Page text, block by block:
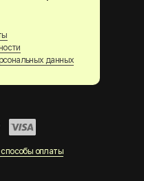
данных
способы оплаты